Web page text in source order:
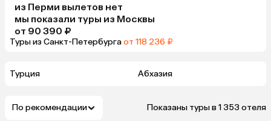
из Перми вылетов нет
мы показали туры из Москвы
от 90 390 ₽
Туры из Санкт-Петербургаот 118 236 ₽
Турция Абхазия
По рекомендации Показаны туры в 1 353 отеля